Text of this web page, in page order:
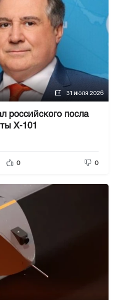
31 июля 2026
посла
Х-101
0 0